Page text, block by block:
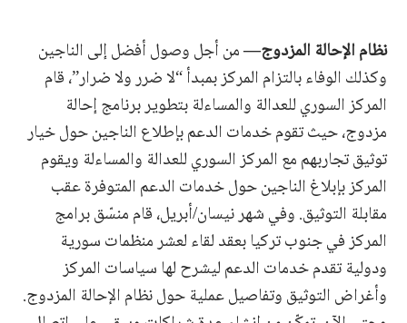
نظام الإحالة المزدوج—من أجل وصول أفضل إلى الناجين
وكذلك الوفاء بالتزام المركز بمبدأ “لا ضرر ولا ضرار”، قام
المركز السوري للعدالة والمساءلة بتطوير برنامج إحالة
مزدوج، حيث تقوم خدمات الدعم بإطلاع الناجين حول خيار
توثيق تجاربهم مع المركز السوري للعدالة والمساءلة ويقوم
المركز بإبلاغ الناجين حول خدمات الدعم المتوفرة عقب
مقابلة التوثيق. وفي شهر نيسان/أبريل، قام منسّق برامج
المركز في جنوب تركيا بعقد لقاء لعشر منظمات سورية
ودولية تقدم خدمات الدعم ليشرح لها سياسات المركز
وأغراض التوثيق وتفاصيل عملية حول نظام الإحالة المزدوج.